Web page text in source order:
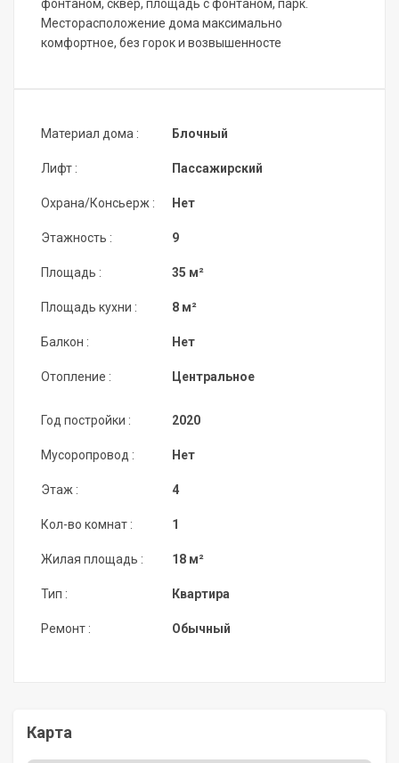
фонтаном, сквер, площадь с фонтаном, парк.
Месторасположение дома максимально
комфортное, без горок и возвышенносте
Материал дома :
Лифт :
Охрана/Консьерж :
Этажность :
Площадь :
Площадь кухни :
Балкон :
Отопление :
Блочный
Пассажирский
Нет
9
35 м²
8 м²
Нет
Центральное
Год постройки :
Мусоропровод :
Этаж :
Кол-во комнат :
Жилая площадь :
Тип :
Ремонт :
2020
Нет
4
1
18 м²
Квартира
Обычный
Карта